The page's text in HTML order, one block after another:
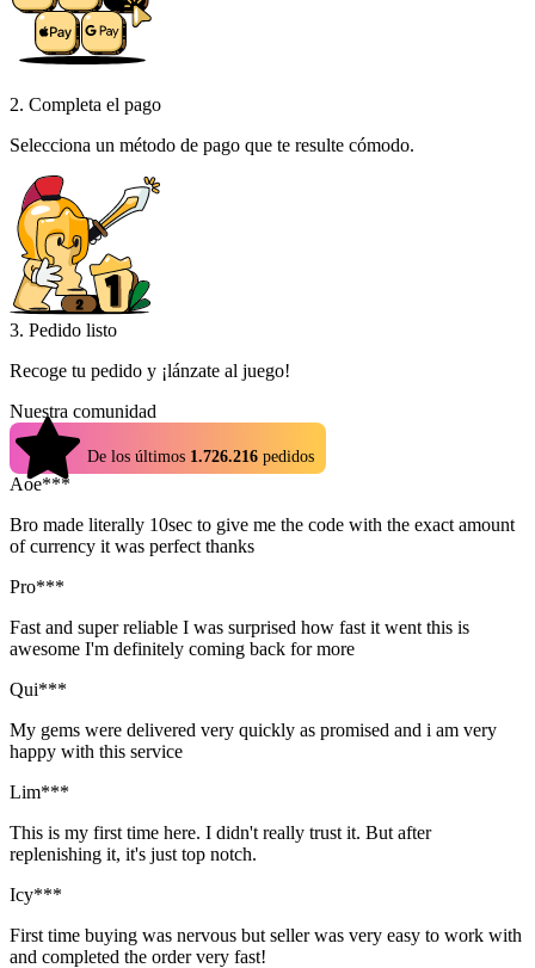
2. Completa el pago
Selecciona un método de pago que te resulte cómodo.
3. Pedido listo
Recoge tu pedido y ¡lánzate al juego!
Nuestra comunidad
De los últimos 1.726.216 pedidos
Aoe***
Bro made literally 10sec to give me the code with the exact amount
of currency it was perfect thanks
Pro***
Fast and super reliable I was surprised how fast it went this is
awesome I'm definitely coming back for more
Qui***
My gems were delivered very quickly as promised and i am very
happy with this service
Lim***
This is my first time here. I didn't really trust it. But after
replenishing it, it's just top notch.
Icy***
First time buying was nervous but seller was very easy to work with
and completed the order very fast!